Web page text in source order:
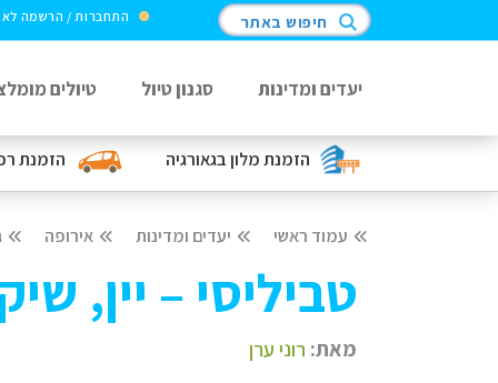
הזמנת מלוןבגאורגיה הזמנת
התחברות / הרשמה חיפוש באתר
יעדים ומדינות סגנון טיול טיולים
עמוד ראשי יעדים ומדינות אירופה
טביליסי – יין,
מאת: רוני ערן